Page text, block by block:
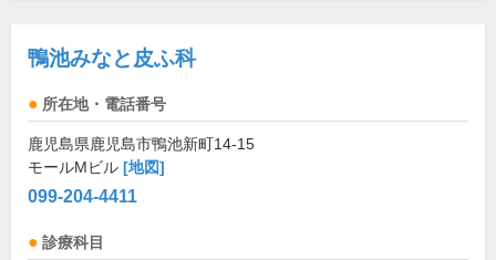
鴨池みなと皮ふ科
所在地・電話番号
鹿児島県鹿児島市鴨池新町14-15
モールMビル [地図]
099-204-4411
診療科目